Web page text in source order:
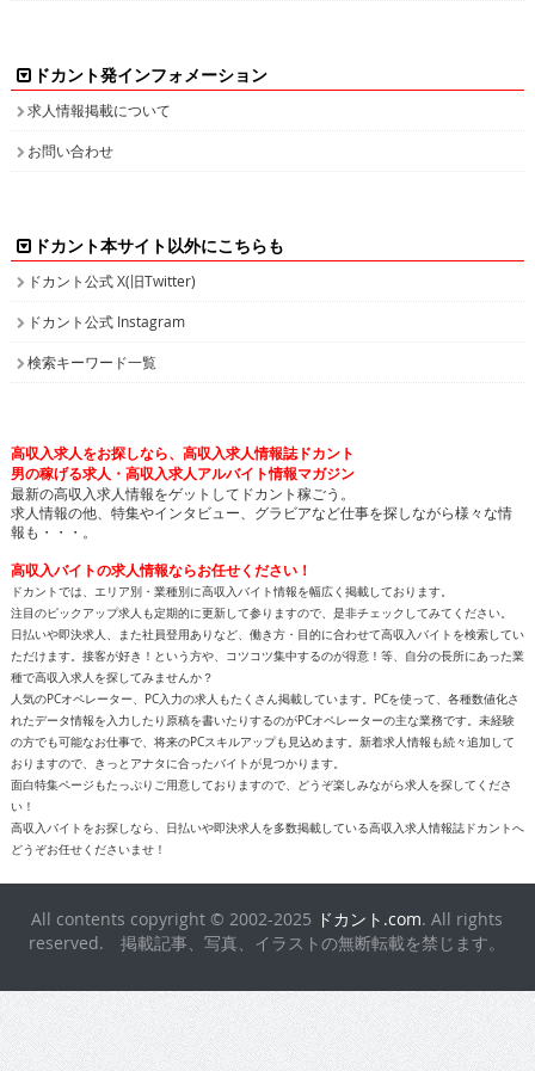
ドカント発インフォメーション
求人情報掲載について
お問い合わせ
ドカント本サイト以外にこちらも
ドカント公式 X(旧Twitter)
ドカント公式 Instagram
検索キーワード一覧
高収入求人をお探しなら、高収入求人情報誌ドカント
男の稼げる求人・高収入求人アルバイト情報マガジン
最新の高収入求人情報をゲットしてドカント稼ごう。
求人情報の他、特集やインタビュー、グラビアなど仕事を探しながら様々な情
報も・・・。
高収入バイトの求人情報ならお任せください！
ドカントでは、エリア別・業種別に高収入バイト情報を幅広く掲載しております。
注目のピックアップ求人も定期的に更新して参りますので、是非チェックしてみてください。
日払いや即決求人、また社員登用ありなど、働き方・目的に合わせて高収入バイトを検索してい
ただけます。接客が好き！という方や、コツコツ集中するのが得意！等、自分の長所にあった業
種で高収入求人を探してみませんか？
人気のPCオペレーター、PC入力の求人もたくさん掲載しています。PCを使って、各種数値化さ
れたデータ情報を入力したり原稿を書いたりするのがPCオペレーターの主な業務です。未経験
の方でも可能なお仕事で、将来のPCスキルアップも見込めます。新着求人情報も続々追加して
おりますので、きっとアナタに合ったバイトが見つかります。
面白特集ページもたっぷりご用意しておりますので、どうぞ楽しみながら求人を探してくださ
い！
高収入バイトをお探しなら、日払いや即決求人を多数掲載している高収入求人情報誌ドカントへ
どうぞお任せくださいませ！
All contents copyright © 2002-2025 ドカント.com. All rights
reserved. 掲載記事、写真、イラストの無断転載を禁じます。